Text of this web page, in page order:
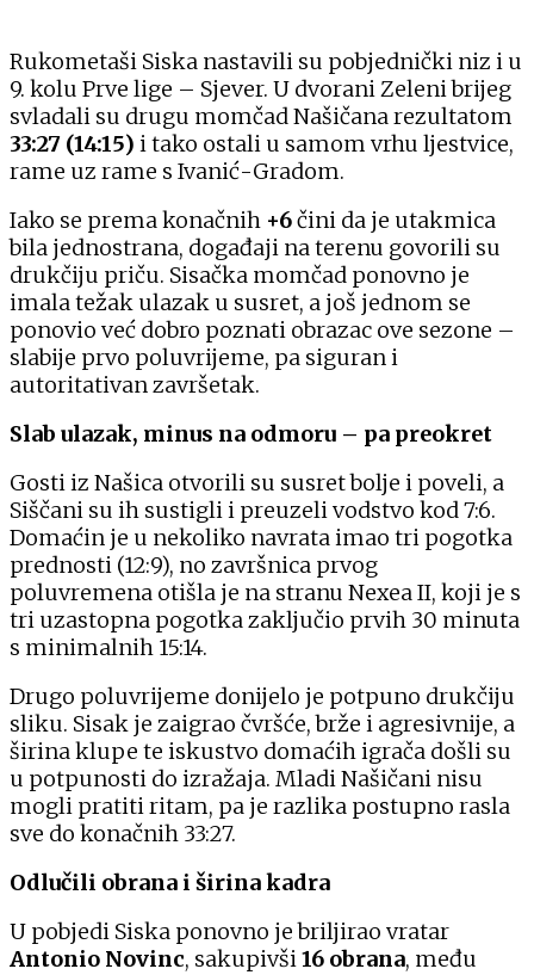
Rukometaši Siska nastavili su pobjednički niz i u
9. kolu Prve lige – Sjever. U dvorani Zeleni brijeg
svladali su drugu momčad Našičana rezultatom
33:27 (14:15) i tako ostali u samom vrhu ljestvice,
rame uz rame s Ivanić-Gradom.
Iako se prema konačnih +6čini da je utakmica
bila jednostrana, događaji na terenu govorili su
drukčiju priču. Sisačka momčad ponovno je
imala težak ulazak u susret, a još jednom se
ponovio već dobro poznati obrazac ove sezone –
slabije prvo poluvrijeme, pa siguran i
autoritativan završetak.
Slab ulazak, minus na odmoru – pa preokret
Gosti iz Našica otvorili su susret bolje i poveli, a
Siščani su ih sustigli i preuzeli vodstvo kod 7:6.
Domaćin je u nekoliko navrata imao tri pogotka
prednosti (12:9), no završnica prvog
poluvremena otišla je na stranu Nexea II, koji je s
tri uzastopna pogotka zaključio prvih 30 minuta
s minimalnih 15:14.
Drugo poluvrijeme donijelo je potpuno drukčiju
sliku. Sisak je zaigrao čvršće, brže i agresivnije, a
širina klupe te iskustvo domaćih igrača došli su
u potpunosti do izražaja. Mladi Našičani nisu
mogli pratiti ritam, pa je razlika postupno rasla
sve do konačnih 33:27.
Odlučili obrana i širina kadra
U pobjedi Siska ponovno je briljirao vratar
Antonio Novinc, sakupivši16 obrana, među